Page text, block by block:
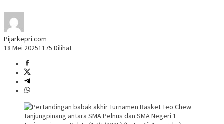
Pijarkepri.com
18 Mei 20251175 Dilihat